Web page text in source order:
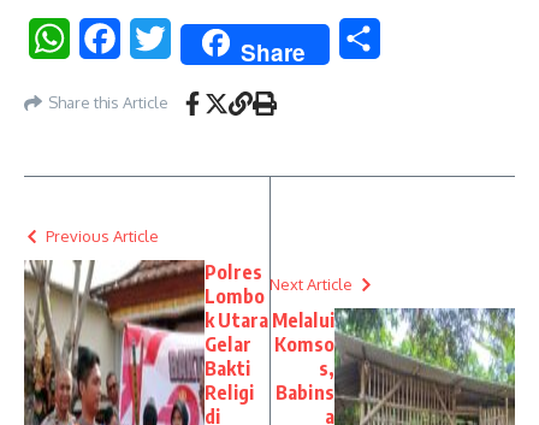
WhatsAppFacebookTwitter Share
Share this Article
Previous Article
Polres
Lombo
k Utara
Gelar
Bakti
Religi
di
Next Article
Melalui
Komso
s,
Babins
a